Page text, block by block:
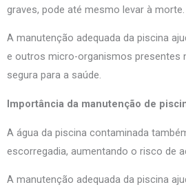
graves, pode até mesmo levar à morte.
A manutenção adequada da piscina
e outros micro-organismos presentes
segura para a saúde.
Importância da manutenção de
A água da piscina contaminada
escorregadia, aumentando o risco de
A manutenção adequada da piscina